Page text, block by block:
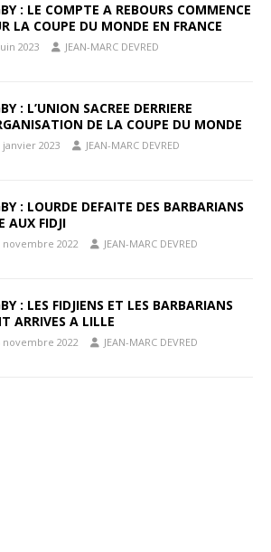
: LE COMPTE A REBOURS COMMENCE
LA COUPE DU MONDE EN FRANCE
2023 JEAN-MARC DEVRED
: L’UNION SACREE DERRIERE
DE LA COUPE DU MONDE
janvier 2023 JEAN-MARC DEVRED
: LOURDE DEFAITE DES BARBARIANS
AUX FIDJI
novembre 2022 JEAN-MARC DEVRED
: LES FIDJIENS ET LES BARBARIANS
ARRIVES A LILLE
novembre 2022 JEAN-MARC DEVRED